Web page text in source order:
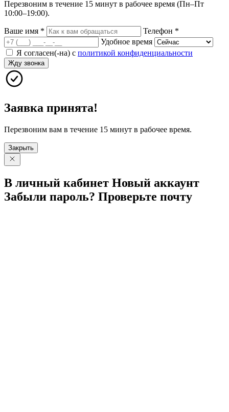
Перезвоним в течение 15 минут в рабочее время (Пн–Пт
10:00–19:00).
Ваше имя * Телефон *
Удобное время
Я согласен(-на) с политикой конфиденциальности
Жду звонка
Заявка принята!
Перезвоним вам в течение 15 минут в рабочее время.
Закрыть
В личный кабинет Новый аккаунт
Забыли пароль? Проверьте почту